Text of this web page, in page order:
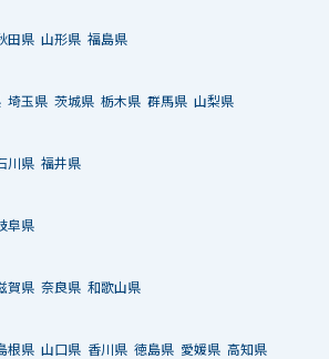
田県 山形県 福島県
埼玉県 茨城県 栃木県 群馬県 山梨県
川県 福井県
阜県
賀県 奈良県 和歌山県
根県 山口県 香川県 徳島県 愛媛県 高知県